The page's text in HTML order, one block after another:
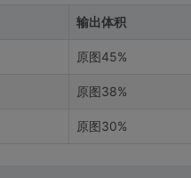
输出体积
原图45%
原图38%
原图30%